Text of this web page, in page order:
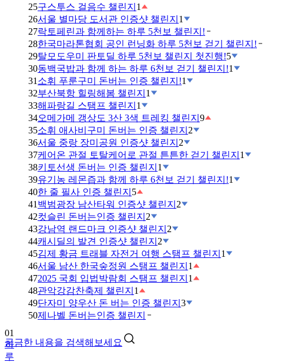
25구스투스 걸음수 챌린지 1
26서울 별마당 도서관 인증샷 챌린지 1
27락토페린과 함께하는 하루 5천보 챌린지!
28한국마라톤협회 공인 런닝화 하루 5천보 걷기 챌린지!
29탈모도우미 판토딜 하루 5천보 챌린지 첫진행!5
30동백국밥과 함께 하는 하루 6천보 걷기 챌린지!1
31 소휘 푸룬구미 돈버는 인증 챌린지!1
32부산북항 힐링해봄 챌린지 1
33해파랑길 스탬프 챌린지 1
34오메가메 갱상도 3산 3색 트레킹 챌린지 9
35소휘 애사비구미 돈버는 인증 챌린지 2
36서울 중랑 장미공원 인증샷 챌린지 2
37케어온 관절 토탈케어로 관절 튼튼한 걷기 챌린지 1
38키토선생 돈버는 인증 챌린지 1
39유기농 레몬즙과 함께 하루 6천보 걷기 챌린지!1
40한 줄 필사 인증 챌린지 5
41 백범광장 남산타워 인증샷 챌린지 2
42컷슬린 돈버는인증 챌린지 2
43강남역 랜드마크 인증샷 챌린지 2
44캐시딜의 발견 인증샷 챌린지 2
45김제 황금 트래블 자전거 여행 스탬프 챌린지 1
46서울 남산 한국숲정원 스탬프 챌린지 1
472025 국회 입법박람회 스탬프 챌린지 1
48관악강감찬축제 챌린지 1
49단자미 양우산 돈 버는 인증 챌린지 3
50제나벨 돈버는인증 챌린지
궁금한 내용을 검색해보세요
01
하
루